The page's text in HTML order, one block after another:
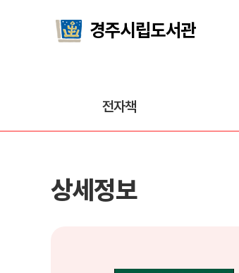
전자책
상세정보